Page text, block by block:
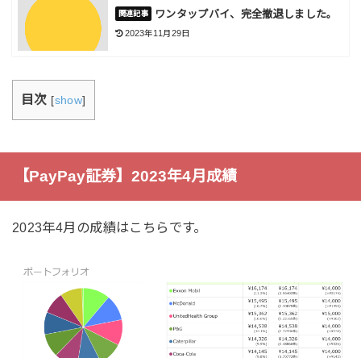
ワンタップバイ、完全撤退しました。
2023年11月29日
目次 [show]
【PayPay証券】2023年4月成績
2023年4月の成績はこちらです。